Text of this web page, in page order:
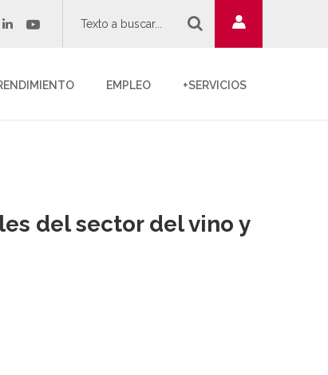
linkedinyoutube
EMPLEO +SERVICIOS
del sector del vino y